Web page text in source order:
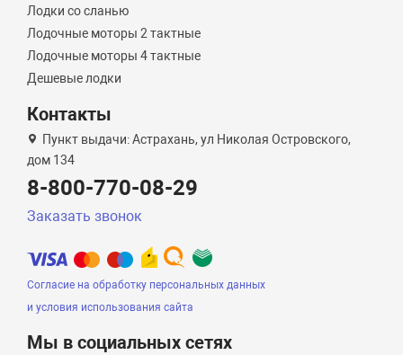
Лодки со сланью
Лодочные моторы 2 тактные
Лодочные моторы 4 тактные
Дешевые лодки
Контакты
Пункт выдачи: Астрахань, ул Николая Островского,
дом 134
8-800-770-08-29
Заказать звонок
Согласие на обработку персональных данных
и условия использования сайта
Мы в социальных сетях